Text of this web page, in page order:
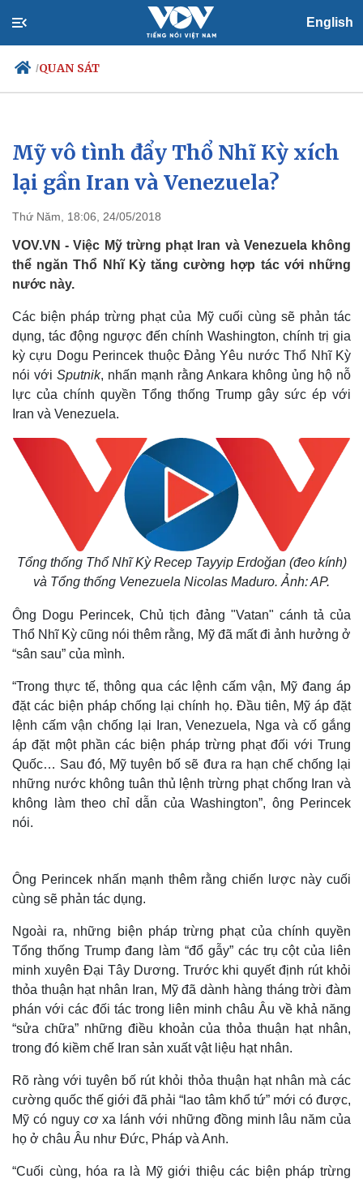
English
/QUAN SÁT
Chính trị
Đảng
Tổ chức nhân sự
Nhận diện sự thật
Xã hội
Dự báo thời tiết
Việc làm
Biển đảo
Mỹ vô tình đẩy Thổ Nhĩ Kỳ xích
lại gần Iran và Venezuela?
Thứ Năm, 18:06, 24/05/2018
VOV.VN - Việc Mỹ trừng phạt Iran và Venezuela không
thể ngăn Thổ Nhĩ Kỳ tăng cường hợp tác với những
nước này.
Các biện pháp trừng phạt của Mỹ cuối cùng sẽ phản tác
dụng, tác động ngược đến chính Washington, chính trị gia
kỳ cựu Dogu Perincek thuộc Đảng Yêu nước Thổ Nhĩ Kỳ
nói với Sputnik, nhấn mạnh rằng Ankara không ủng hộ nỗ
lực của chính quyền Tổng thống Trump gây sức ép với
Iran và Venezuela.
Tổng thống Thổ Nhĩ Kỳ Recep Tayyip Erdoğan (đeo kính)
và Tổng thống Venezuela Nicolas Maduro. Ảnh: AP.
Ông Dogu Perincek, Chủ tịch đảng "Vatan" cánh tả của
Thổ Nhĩ Kỳ cũng nói thêm rằng, Mỹ đã mất đi ảnh hưởng ở
“sân sau” của mình.
“Trong thực tế, thông qua các lệnh cấm vận, Mỹ đang áp
đặt các biện pháp chống lại chính họ. Đầu tiên, Mỹ áp đặt
lệnh cấm vận chống lại Iran, Venezuela, Nga và cố gắng
áp đặt một phần các biện pháp trừng phạt đối với Trung
Quốc… Sau đó, Mỹ tuyên bố sẽ đưa ra hạn chế chống lại
những nước không tuân thủ lệnh trừng phạt chống Iran và
không làm theo chỉ dẫn của Washington”, ông Perincek
nói.
Ông Perincek nhấn mạnh thêm rằng chiến lược này cuối
cùng sẽ phản tác dụng.
Ngoài ra, những biện pháp trừng phạt của chính quyền
Tổng thống Trump đang làm “đổ gẫy” các trụ cột của liên
minh xuyên Đại Tây Dương. Trước khi quyết định rút khỏi
thỏa thuận hạt nhân Iran, Mỹ đã dành hàng tháng trời đàm
phán với các đối tác trong liên minh châu Âu về khả năng
“sửa chữa” những điều khoản của thỏa thuận hạt nhân,
trong đó kiềm chế Iran sản xuất vật liệu hạt nhân.
Rõ ràng với tuyên bố rút khỏi thỏa thuận hạt nhân mà các
cường quốc thế giới đã phải “lao tâm khổ tứ” mới có được,
Mỹ có nguy cơ xa lánh với những đồng minh lâu năm của
họ ở châu Âu như Đức, Pháp và Anh.
“Cuối cùng, hóa ra là Mỹ giới thiệu các biện pháp trừng